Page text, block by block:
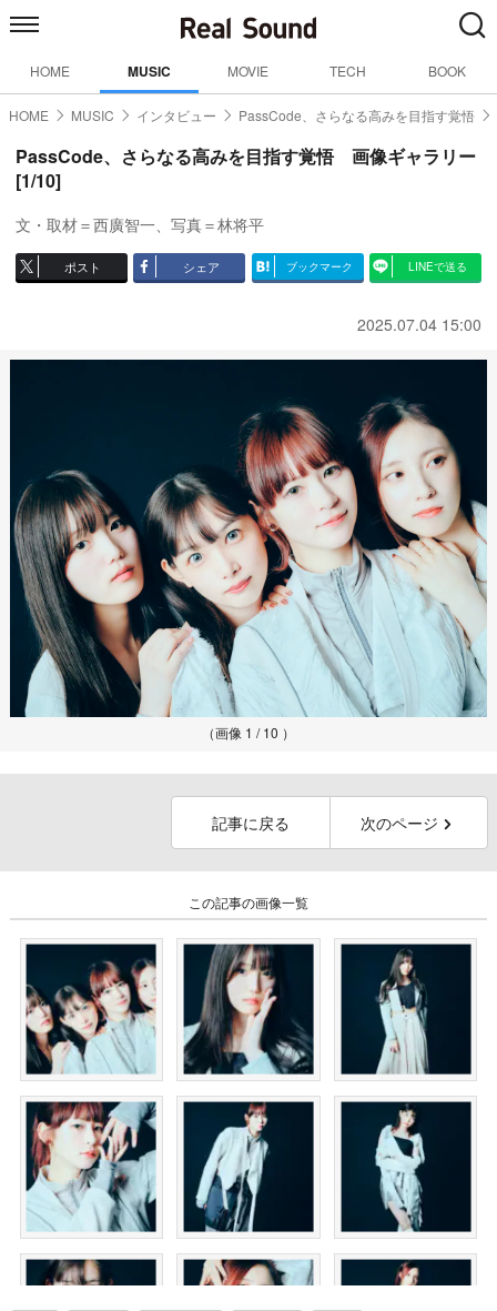
HOME MUSIC MOVIE TECH BOOK
HOME MUSIC インタビュー PassCode、さらなる高みを目指す覚悟
PassCode、さらなる高みを目指す覚悟 画像ギャラリー
[1/10]
文・取材＝西廣智一、写真＝林将平
ポスト シェア ブックマーク LINEで送る
2025.07.04 15:00
（画像 1 / 10 ）
記事に戻る 次のページ
この記事の画像一覧